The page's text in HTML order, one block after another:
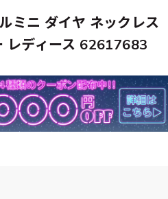
ミニ ダイヤ ネックレス
レディース 62617683